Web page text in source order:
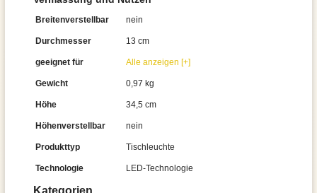
Kategorien
Breitenverstellbar nein
Durchmesser 13 cm
geeignet für Alle anzeigen [+]
Gewicht 0,97 kg
Höhe 34,5 cm
Höhenverstellbar nein
Produkttyp Tischleuchte
Technologie LED-Technologie